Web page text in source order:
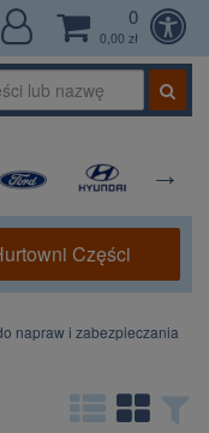
0
0,00 zł
Części
napraw i zabezpieczania